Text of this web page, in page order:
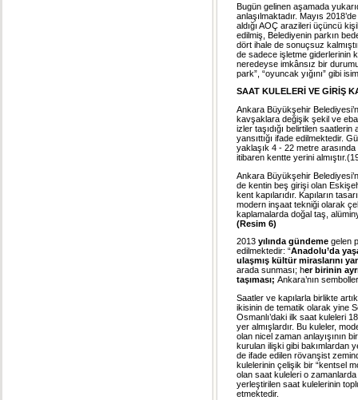
Bugün gelinen aşamada
anlaşılmaktadır. Mayıs
aldığı AOÇ arazileri üçüncü
edilmiş, Belediyenin parkın
dört ihale de sonuçsuz
de sadece işletme giderlerinin
neredeyse imkânsız bir
park”, “oyuncak yığını” gibi
SAAT KULELERİ VE GİRİŞ
Ankara Büyükşehir
kavşaklara değişik şekil ve
izler taşıdığı belirtilen
yansıttığı ifade edilmektedir.
yaklaşık 4 - 22 metre
itibaren kentte yerini
Ankara Büyükşehir
de kentin beş girişi olan
kent kapılarıdır. Kapıların
modern inşaat tekniği olarak
kaplamalarda doğal taş,
(Resim 6)
2013 yılında gündeme gelen
edilmektedir: “Anadolu’da
ulaşmış kültür miraslarını
arada sunması; her birinin
taşıması; Ankara’nın
Saatler ve kapılarla birlikte
ikisinin de tematik olarak yine
Osmanlı’daki ilk saat kuleleri
yer almışlardır. Bu kuleler,
olan nicel zaman anlayışının
kurulan ilişki gibi bakımlardan
de ifade edilen rövanşist
kulelerinin çelişik bir “kentsel
olan saat kuleleri o zamanlarda
yerleştirilen saat kulelerinin
etmektedir.